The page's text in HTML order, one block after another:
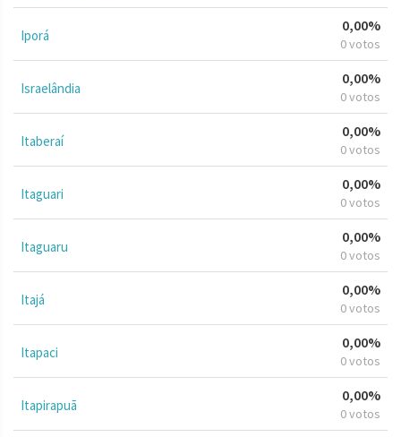
Iporá
0,00%
0 votos
Israelândia
0,00%
0 votos
Itaberaí
0,00%
0 votos
Itaguari
0,00%
0 votos
Itaguaru
0,00%
0 votos
Itajá
0,00%
0 votos
Itapaci
0,00%
0 votos
Itapirapuã
0,00%
0 votos